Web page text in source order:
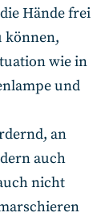
Hände frei
können,
wie in
und
an
auch
nicht